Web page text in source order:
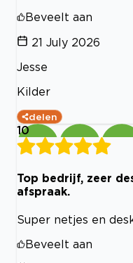
Beveelt aan
21 July 2026
Jesse
Kilder
delen
10
Top bedrijf, zeer
afspraak.
Super netjes en
Beveelt aan